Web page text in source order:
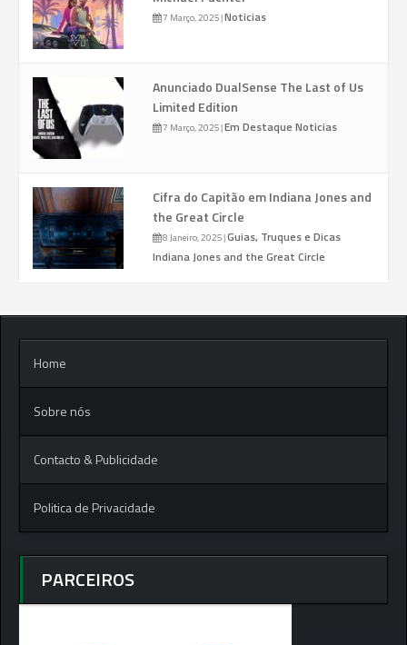
7 Março, 2025|Noticias
Anunciado DualSense The Last of Us
Limited Edition
7 Março, 2025|Em Destaque Noticias
Cifra do Capitão em Indiana Jones and
the Great Circle
8 Janeiro, 2025|Guias, Truques e Dicas
Indiana Jones and the Great Circle
Home
Sobre nós
Contacto & Publicidade
Politica de Privacidade
PARCEIROS